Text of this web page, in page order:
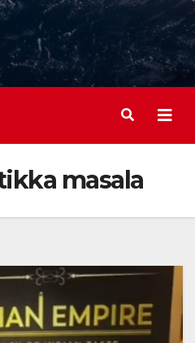
masala